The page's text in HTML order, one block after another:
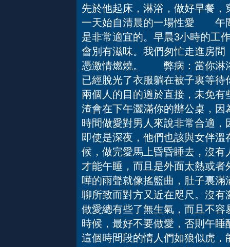
先於他起床，淋浴，做好早餐
一天始自清晨的一場性愛 午
是非常適宜的。早晨3小時的工
會別有滋味。我們匆忙走進房
憑激情燃燒。 弊病：當你淋
已經脫光了衣服躺在被子裏等
兩個人的目的過於直接，未免
渣會在下午灑滿你的辦公桌
時間做愛對男人來說非常合適
即使是深夜，他們也該與女伴
候，做完愛馬上昏昏睡去，沒
才能午睡，而且是外面太熱或
嘩的雨聲就像搖籃曲，肚子裏
聊所致而對方又近在咫尺。沒
做愛總有些了無生氣，而且不
時候，最好不要做愛，否則
這個時間段的情人們如狼似虎